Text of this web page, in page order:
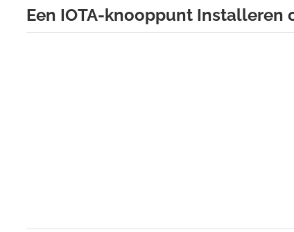
Een IOTA-knooppunt Installeren